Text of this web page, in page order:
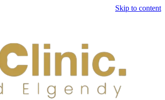
Skip to content